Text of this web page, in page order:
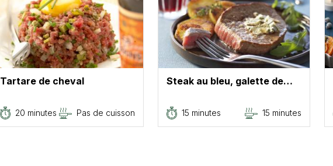
Tartare de cheval
20 minutes Pas de cuisson
Steak au bleu, galette de…
15 minutes 15 minutes